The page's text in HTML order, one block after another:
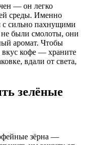
— он легко
среды. Именно
с сильно пахнущими
были смолоты, они
аромат. Чтобы
вкус кофе — храните
вдали от света,
зелёные
зёрна —